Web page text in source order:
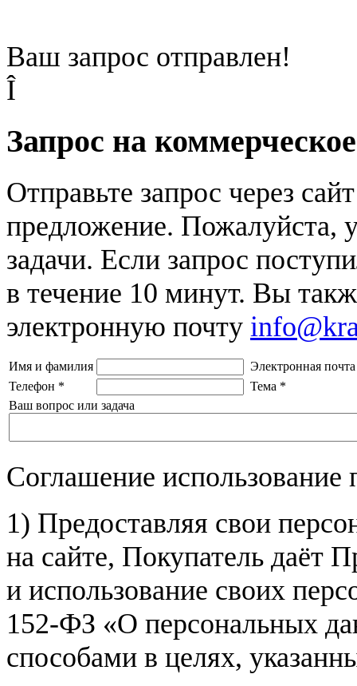
Ваш запрос отправлен!
Î
Запрос на
Отправьте запрос через
предложение. Пожалуйста,
задачи. Если запрос
в течение 10 минут. Вы
электронную почту
Имя и фамилия
Электронная почта
Телефон * Тема *
Ваш вопрос или задача
Соглашение
1) Предоставляя свои
на сайте, Покупатель даёт
и использование своих
152-ФЗ «О персональных
способами в целях,